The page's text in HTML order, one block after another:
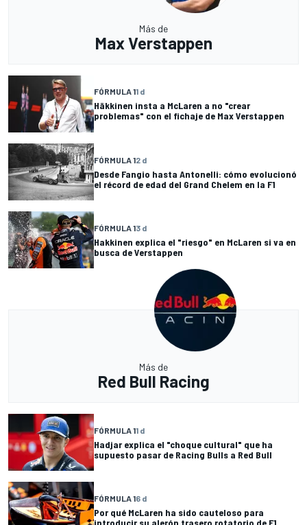
Más de
Max Verstappen
FÓRMULA 11 d
Häkkinen insta a McLaren a no "crear
problemas" con el fichaje de Max Verstappen
FÓRMULA 12 d
Desde Fangio hasta Antonelli: cómo evolucionó
el récord de edad del Grand Chelem en la F1
FÓRMULA 13 d
Hakkinen explica el "riesgo" en McLaren si va en
busca de Verstappen
Más de
Red Bull Racing
FÓRMULA 11 d
Hadjar explica el "choque cultural" que ha
supuesto pasar de Racing Bulls a Red Bull
FÓRMULA 16 d
Por qué McLaren ha sido cauteloso para
introducir su alerón trasero rotatorio de F1